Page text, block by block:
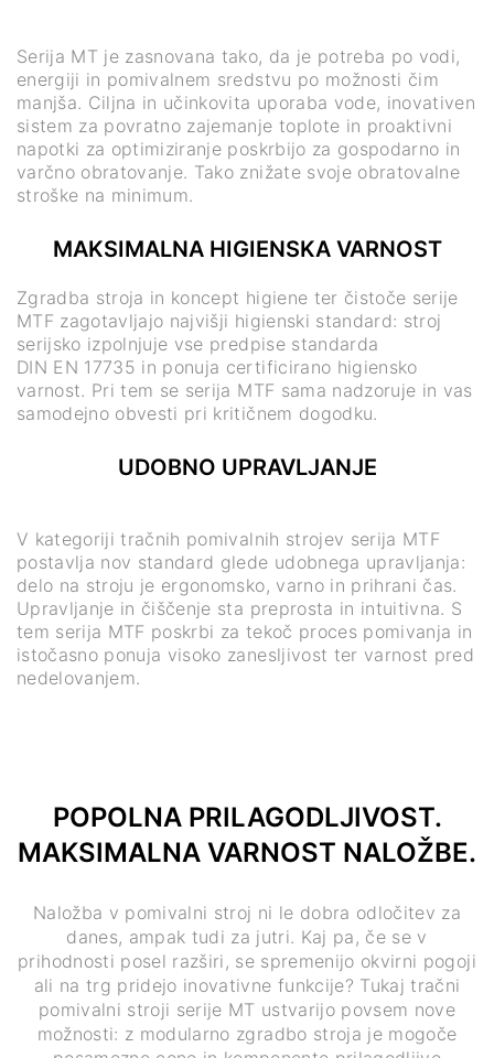
Serija MT je zasnovana tako, da je potreba po vodi,
energiji in pomivalnem sredstvu po možnosti čim
manjša. Ciljna in učinkovita uporaba vode, inovativen
sistem za povratno zajemanje toplote in proaktivni
napotki za optimiziranje poskrbijo za gospodarno in
varčno obratovanje. Tako znižate svoje obratovalne
stroške na minimum.
MAKSIMALNA HIGIENSKA VARNOST
Zgradba stroja in koncept higiene ter čistoče serije
MTF zagotavljajo najvišji higienski standard: stroj
serijsko izpolnjuje vse predpise standarda
DIN EN 17735 in ponuja certificirano higiensko
varnost. Pri tem se serija MTF sama nadzoruje in vas
samodejno obvesti pri kritičnem dogodku.
UDOBNO UPRAVLJANJE
V kategoriji tračnih pomivalnih strojev serija MTF
postavlja nov standard glede udobnega upravljanja:
delo na stroju je ergonomsko, varno in prihrani čas.
Upravljanje in čiščenje sta preprosta in intuitivna. S
tem serija MTF poskrbi za tekoč proces pomivanja in
istočasno ponuja visoko zanesljivost ter varnost pred
nedelovanjem.
POPOLNA PRILAGODLJIVOST.
MAKSIMALNA VARNOST NALOŽBE.
Naložba v pomivalni stroj ni le dobra odločitev za
danes, ampak tudi za jutri. Kaj pa, če se v
prihodnosti posel razširi, se spremenijo okvirni pogoji
ali na trg pridejo inovativne funkcije? Tukaj tračni
pomivalni stroji serije MT ustvarijo povsem nove
možnosti: z modularno zgradbo stroja je mogoče